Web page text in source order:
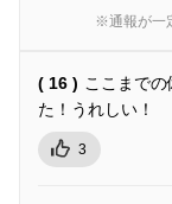
※通報が一
( 16 ) ここまで
た！うれしい！
3